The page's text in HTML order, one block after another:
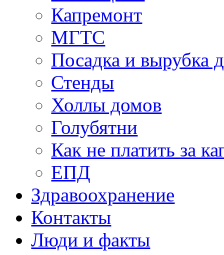
Капремонт
МГТС
Посадка и вырубка
Стенды
Холлы домов
Голубятни
Как не платить за
ЕПД
Здравоохранение
Контакты
Люди и факты